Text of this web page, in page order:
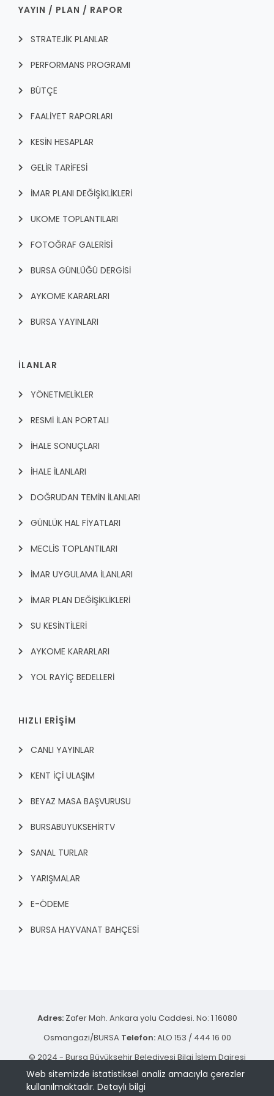
Web sitemizde istatistiksel analiz amacıyla çerezler
kullanılmaktadır. Detaylı bilgi
YAYIN / PLAN / RAPOR
STRATEJİK PLANLAR
PERFORMANS PROGRAMI
BÜTÇE
FAALİYET RAPORLARI
KESİN HESAPLAR
GELİR TARİFESİ
İMAR PLANI DEĞİŞİKLİKLERİ
UKOME TOPLANTILARI
FOTOĞRAF GALERİSİ
BURSA GÜNLÜĞÜ DERGİSİ
AYKOME KARARLARI
BURSA YAYINLARI
İLANLAR
YÖNETMELİKLER
RESMİ İLAN PORTALI
İHALE SONUÇLARI
İHALE İLANLARI
DOĞRUDAN TEMİN İLANLARI
GÜNLÜK HAL FİYATLARI
MECLİS TOPLANTILARI
İMAR UYGULAMA İLANLARI
İMAR PLAN DEĞİŞİKLİKLERİ
SU KESİNTİLERİ
AYKOME KARARLARI
YOL RAYİÇ BEDELLERİ
HIZLI ERİŞİM
CANLI YAYINLAR
KENT İÇI ULAŞIM
BEYAZ MASA BAŞVURUSU
BURSABUYUKSEHIRTV
SANAL TURLAR
YARIŞMALAR
E-ÖDEME
BURSA HAYVANAT BAHÇESİ
Adres:Zafer Mah. Ankara yolu Caddesi. No: 1 16080
Osmangazi/BURSA Telefon:ALO 153 / 444 16 00
© 2024 - Bursa Büyükşehir Belediyesi Bilgi İşlem Dairesi
Başkanlığı | Tüm hakkı saklıdır.